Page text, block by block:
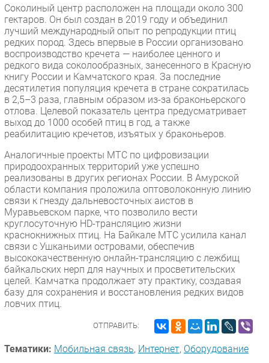
Соколиный центр расположен на площади около 300
гектаров. Он был создан в 2019 году и объединил
лучший международный опыт по репродукции птиц
редких пород. Здесь впервые в России организовано
воспроизводство кречета — наиболее ценного и
редкого вида соколообразных, занесенного в Красную
книгу России и Камчатского края. За последние
десятилетия популяция кречета в стране сократилась
в 2,5–3 раза, главным образом из-за браконьерского
отлова. Целевой показатель центра предусматривает
выход до 1000 особей птиц в год, а также
реабилитацию кречетов, изъятых у браконьеров.
Аналогичные проекты МТС по цифровизации
природоохранных территорий уже успешно
реализованы в других регионах России. В Амурской
области компания проложила оптоволоконную линию
связи к гнезду дальневосточных аистов в
Муравьевском парке, что позволило вести
круглосуточную HD-трансляцию жизни
краснокнижных птиц. На Байкале МТС усилила канал
связи с Ушканьими островами, обеспечив
высококачественную онлайн-трансляцию с лежбищ
байкальских нерп для научных и просветительских
целей. Камчатка продолжает эту практику, создавая
базу для сохранения и восстановления редких видов
ловчих птиц.
ОТПРАВИТЬ:
Тематики: Мобильная связь, Интернет, Оборудование